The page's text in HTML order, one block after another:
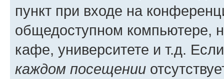
пункт при входе на
общедоступном компьютере,
кафе, университете и т.д.
каждом посещении